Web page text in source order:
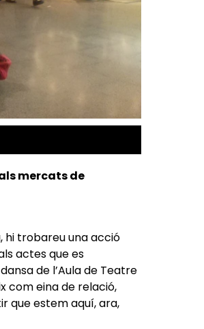
mercats de
hi trobareu una acció
actes que es
de l’Aula de Teatre
com eina de relació,
que estem aquí, ara,